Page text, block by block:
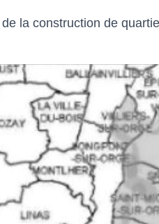
la construction de